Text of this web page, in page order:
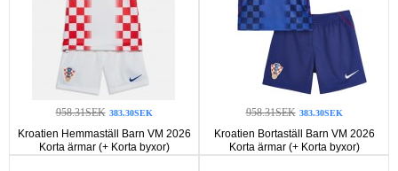
958.31SEK 383.30SEK
Kroatien Hemmaställ Barn VM 2026
Korta ärmar (+ Korta byxor)
958.31SEK 383.30SEK
Kroatien Bortaställ Barn VM 2026
Korta ärmar (+ Korta byxor)